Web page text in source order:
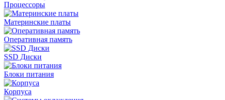
Процессоры
Материнские платы
Оперативная память
SSD Диски
Блоки питания
Корпуса